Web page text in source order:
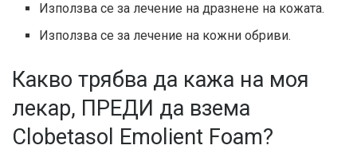
Използва се за лечение на дразнене на кожата.
Използва се за лечение на кожни обриви.
Какво трябва да кажа на моя
лекар, ПРЕДИ да взема
Clobetasol Emolient Foam?